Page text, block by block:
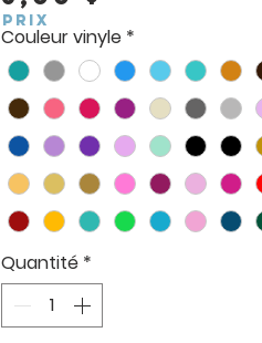
Couleur vinyle *
Quantité *
PRIX